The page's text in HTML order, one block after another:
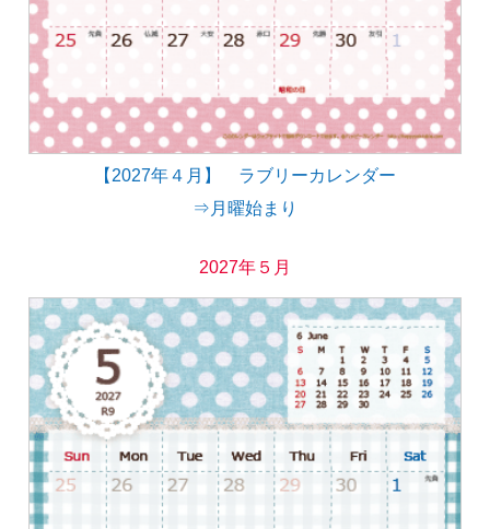
【2027年４月】 ラブリーカレンダー
⇒月曜始まり
2027年５月